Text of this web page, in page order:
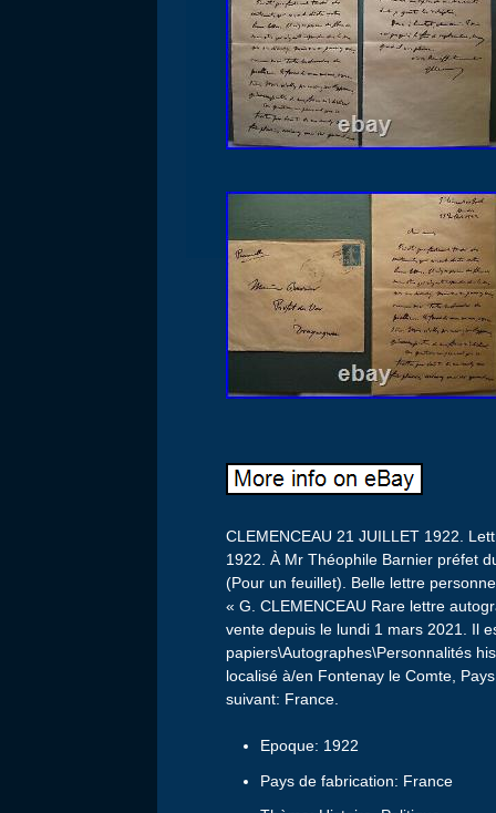
CLEMENCEAU 21 JUILLET 1922.
1922. À Mr Théophile Barnier préfet
(Pour un feuillet). Belle lettre
« G. CLEMENCEAU Rare lettre
vente depuis le lundi 1 mars 2021. Il
papiers\Autographes\Personnalités
localisé à/en Fontenay le Comte,
suivant: France.
Epoque: 1922
Pays de fabrication: France